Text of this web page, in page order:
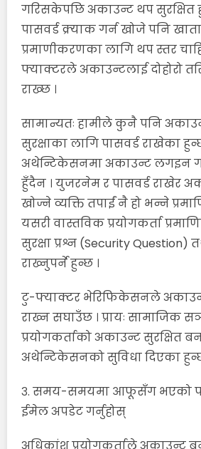
गरिसकेपछि अकाउन्ट थप सुरक्षित
पासवर्ड क्र्याक गर्न खोजे पनि
प्रमाणीकरणका लागि थप स्तर
फ्याक्टरले अकाउन्टलाई दोहोरो
राख्छ ।
सामान्यतः हामीले कुनै पनि
सुरक्षाका लागि पासवर्ड राखेका
अथेन्टिकेसनमा अकाउन्ट लगइन
हुँदैन । युजरनेम र पासवर्ड राखेर
खोज्ने व्यक्ति तपाईं नै हो भन्ने
यसरी वास्तविक प्रयोगकर्ता
सुरक्षा प्रश्न (Security Question)
राख्नुपर्ने हुन्छ ।
टु-फ्याक्टर भेरिफिकेसनले
राख्न सघाउँछ । प्रायः सामाजिक
प्रयोगकर्ताको अकाउन्ट सुरक्षित
अथेन्टिकेसनको सुविधा दिएका
३. समय-समयमा आफूसँग भएको
ईमेल अपडेट गर्नुहोस्
अधिकांश प्रयोगकर्ताले अकाउन्ट